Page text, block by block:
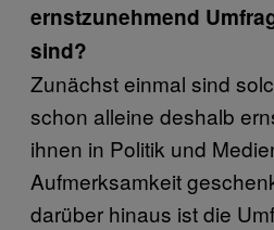
ernstzunehmend
sind?
Zunächst einmal sind
schon alleine deshalb
ihnen in Politik und
Aufmerksamkeit
darüber hinaus ist die